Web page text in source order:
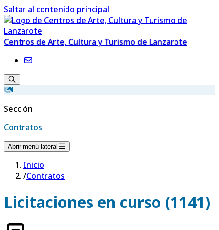
Saltar al contenido principal
Centros de Arte, Cultura y Turismo de Lanzarote
Sección
Contratos
Abrir menú lateral
Inicio
/Contratos
Licitaciones en curso (1141)